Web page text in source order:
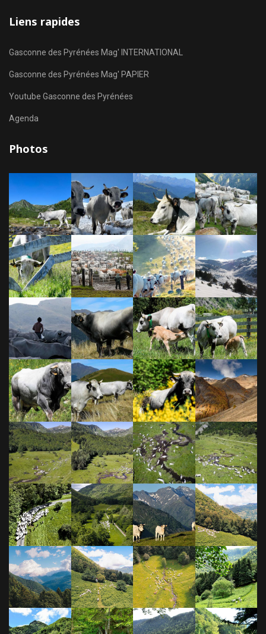
Liens rapides
Gasconne des Pyrénées Mag' INTERNATIONAL
Gasconne des Pyrénées Mag' PAPIER
Youtube Gasconne des Pyrénées
Agenda
Photos